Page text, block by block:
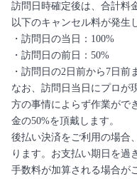
訪問日時確定後は、合計料
以下のキャンセル料が発生
・訪問日の当日：100%
・訪問日の前日：50%
・訪問日の2日前から7日前
なお、訪問日当日にプロが
方の事情によらず作業がで
金の50%を頂戴します。
後払い決済をご利用の場合
ります。お支払い期日を過
手数料が加算される場合が